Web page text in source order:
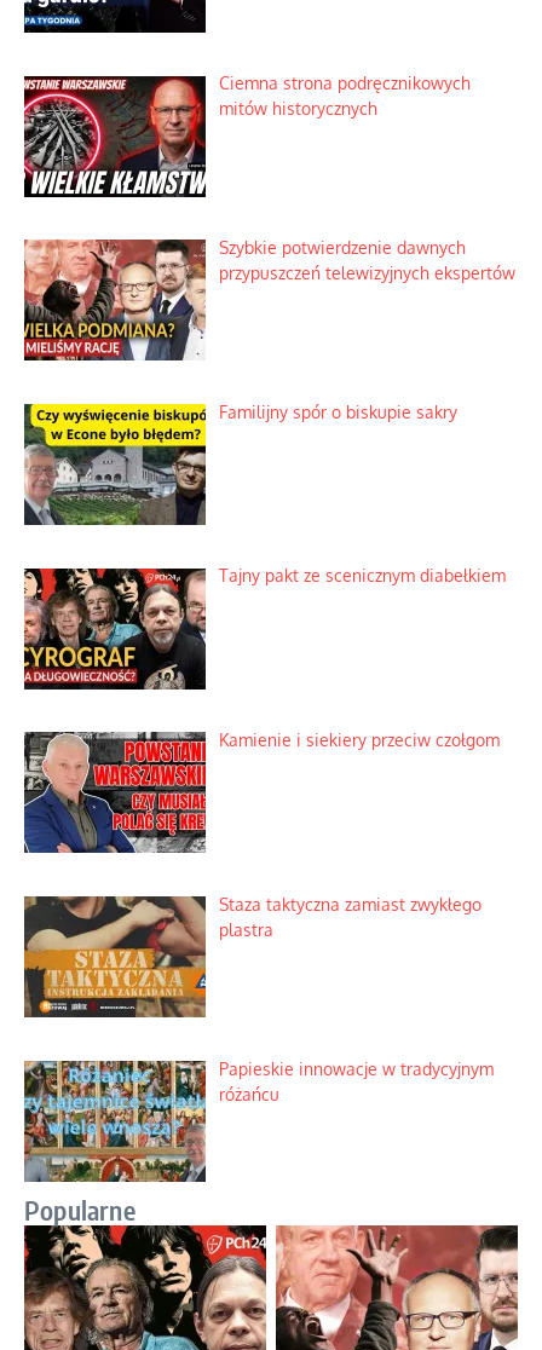
Ciemna strona podręcznikowych
mitów historycznych
Szybkie potwierdzenie dawnych
przypuszczeń telewizyjnych ekspertów
Familijny spór o biskupie sakry
Tajny pakt ze scenicznym diabełkiem
Kamienie i siekiery przeciw czołgom
Staza taktyczna zamiast zwykłego
plastra
Papieskie innowacje w tradycyjnym
różańcu
Popularne